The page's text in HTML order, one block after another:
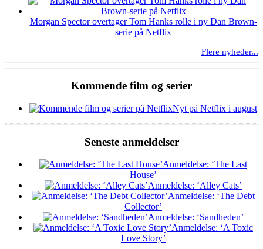
Morgan Spector overtager Tom Hanks rolle i ny Dan Brown-
serie på Netflix
Flere nyheder...
Kommende film og serier
Nyt på Netflix i august
Seneste anmeldelser
Anmeldelse: ‘The Last
House’
Anmeldelse: ‘Alley Cats’
Anmeldelse: ‘The Debt
Collector’
Anmeldelse: ‘Sandheden’
Anmeldelse: ‘A Toxic
Love Story’